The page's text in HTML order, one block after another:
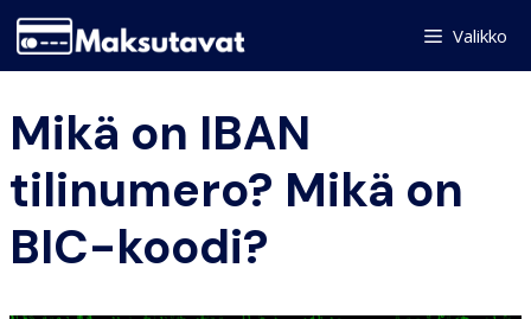
Skip
content
Valikko
Mikä on IBAN
tilinumero? Mikä on
BIC-koodi?